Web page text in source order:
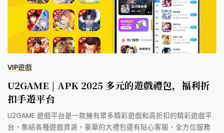
VIP遊戲
U2GAME | APK 2025 多元的遊戲禮包，福利折
扣手遊平台
U2GAME 遊戲平台是一款擁有眾多精彩遊戲和高折扣的精彩遊戲平
台，集結各種遊戲資源，豪華的大禮包還有貼心客服，全方位服務